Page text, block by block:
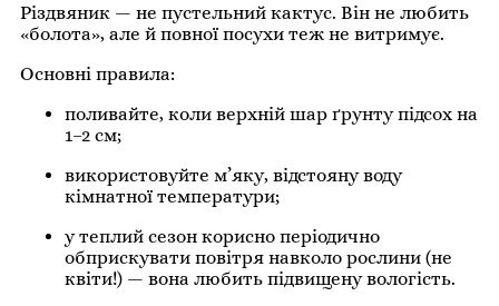
Різдвяник — не пустельний кактус. Він не любить
«болота», але й повної посухи теж не витримує.
Основні правила:
поливайте, коли верхній шар ґрунту підсох на
1–2 см;
використовуйте м’яку, відстояну воду
кімнатної температури;
у теплий сезон корисно періодично
обприскувати повітря навколо рослини (не
квіти!) — вона любить підвищену вологість.